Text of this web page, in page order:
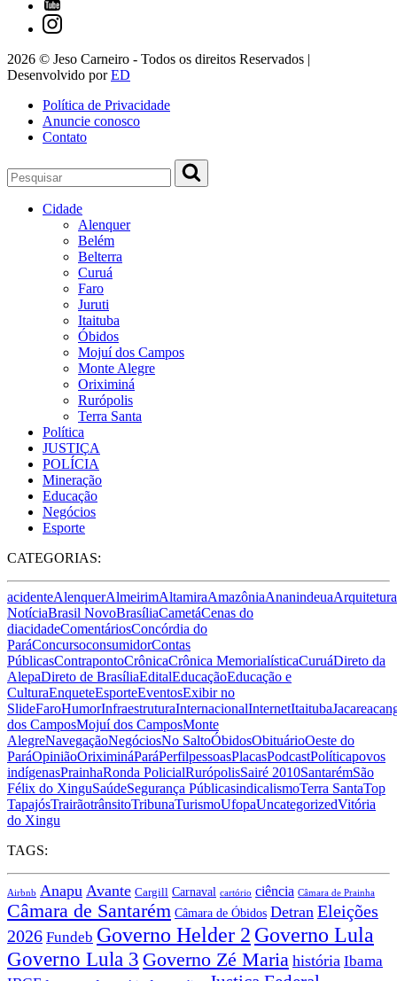
2026 © Jeso Carneiro - Todos os direitos Reservados |
Desenvolvido porED
Política de Privacidade
Anuncie conosco
Contato
Cidade
Alenquer
Belém
Belterra
Curuá
Faro
Juruti
Itaituba
Óbidos
Mojuí dos Campos
Monte Alegre
Oriximiná
Rurópolis
Terra Santa
Política
JUSTIÇA
POLÍCIA
Mineração
Educação
Negócios
Esporte
CATEGORIAS:
acidenteAlenquerAlmeirimAltamiraAmazôniaAnanindeuaArquitetura
NotíciaBrasil NovoBrasíliaCametáCenas do
diacidadeComentáriosConcórdia do
ParáConcursoconsumidorContas
PúblicasContrapontoCrônicaCrônica MemorialísticaCuruáDireto da
AlepaDireto de BrasíliaEditalEducaçãoEducação e
CulturaEnqueteEsporteEventosExibir no
SlideFaroHumorInfraestruturaInternacionalInternetItaituba
dos CamposMojuí dos CamposMonte
AlegreNavegaçãoNegóciosNo SaltoÓbidosObituárioOeste do
ParáOpiniãoOriximináParáPerfilpessoasPlacasPodcastPolíticapovos
indígenasPrainhaRonda PolicialRurópolisSairé 2010SantarémSão
Félix do XinguSaúdeSegurança PúblicasindicalismoTerra SantaTop
TapajósTrairãotrânsitoTribunaTurismoUfopaUncategorizedVitória
do Xingu
TAGS:
Airbnb Anapu Avante Cargill Carnaval cartório ciência Câmara de Prainha
Câmara de Santarém Câmara de Óbidos Detran Eleições
2026 Fundeb Governo Helder 2 Governo Lula
Governo Lula 3 Governo Zé Maria história Ibama